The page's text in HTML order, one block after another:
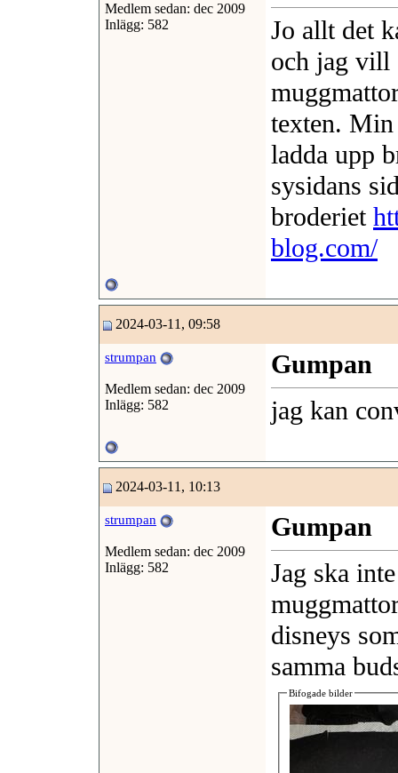
Medlem sedan: dec 2009
Inlägg: 582
Jo allt det
och jag vill
texten.
ladda upp
sysidans
broderiet
blog.com/
2024-03-11, 09:58
strumpan
Medlem sedan: dec 2009
Inlägg: 582
Gumpan
jag kan
2024-03-11, 10:13
strumpan
Medlem sedan: dec 2009
Inlägg: 582
Gumpan
Jag ska
disneys
samma
Bifogade bilder